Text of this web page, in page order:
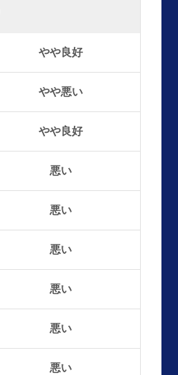
やや良好
やや悪い
やや良好
悪い
悪い
悪い
悪い
悪い
悪い